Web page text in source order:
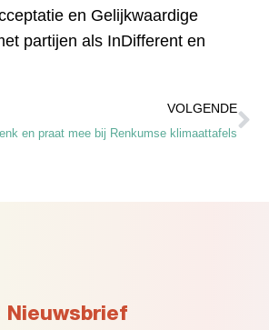
en Gelijkwaardige
partijen als InDifferent en
VOLGENDE
en praat mee bij Renkumse klimaattafels
Nieuwsbrief